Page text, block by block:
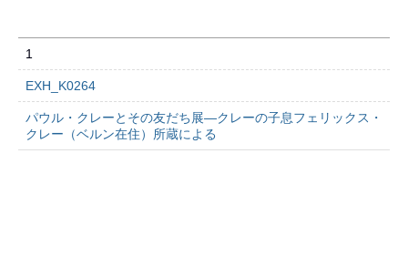
1
EXH_K0264
パウル・クレーとその友だち展―クレーの子息フェリックス・
クレー（ベルン在住）所蔵による